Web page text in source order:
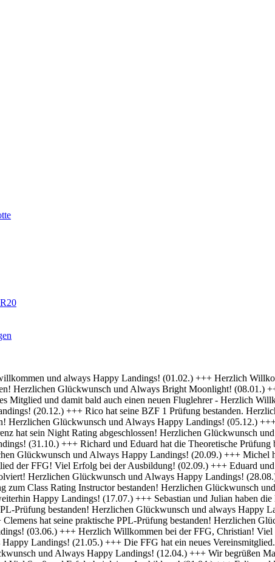
Always Happy Landings! (21.05.) +++ Die FFG hat ein neues Vereinsmitglied. Herzlich Willkommen, Christian, und viele schöne Flüge. (14.05.) +++ Hendrik hat die LAPL-Prüfung bestanden! Herzlichen Glückwunsch und Always Happy Landings! (12.04.) +++ Wir begrüßen Malte als neues Mitglied der FFG! Viel Spass und always Happy Landings! (01.04.) +++ Herzlich Willkommen bei der FFG, Tim-Oliver! Viel Spaß und Erfolg bei deiner Ausbildung! (01.04.) +++ Felix und Norman haben die Nachtflugberechtigung erworben! Herzlichen Glückwunsch und Always Bright Moonlight! (18.03.) +++ Daniel hat die Nachtflugberechtigung erworben! Herzlichen Glückwunsch und Always Bright Moonlight! (29.02.) +++ Stefan hat seine praktische PPL-Prüfung bestanden! Gratulation und weiterhin Happy Landings! (16.02.) +++ Max hat seine Nachtflugqualifikation erhalten. Herzlichen Glückwünsch und Always happy landings! (28.01.) +++ >>> Bristell D-ENYY eingetroffen <<< Herzlich Willkommen bei der FFG, Eduard! Viel Spaß und Erfolg bei deiner Ausbildung! (15.01.) +++ Die FFG hat zwei neue Mitglieder und Flugschüler. Herzlich willkommen an Viveik und Tim und viel Spaß bei der Ausbildung (01.12.) +++ Clemens hat die Theoretische Prüfung bestanden! Herzlichen Glückwunsch und weiterhin viel Erfolg bei Deiner Ausbildung (16.11.) +++ André hat seinen ersten Alleinflug absolviert! Herzlichen Glückwunsch und weiterhin viel Erfolg bei Deiner Ausbildung (15.09.) +++ Daniel hat seine PPL-Prüfung bestanden! Herzlichen Glückwunsch und weiterhin Happy Landings! (11.09.) +++ Clemens ist seine ersten Solo Platzrunden geflogen. Herzlichen Glückwunsch und weiterhin viel Erfolg bei Deiner Ausbildung (09.09.) +++ Stefan hat seine Instrumentenflugberechtigung erworben! Herzlichen Glückwunsch und Always Happy Landings! (06.09.) +++ Wir gratulieren Marc zum ersten Soloflug! Herzlichen Glückwunsch und weiterhin viel Erfolg bei Deiner Ausbildung (24.08.) +++ Vincent hat seine theoretische Prüfung bestanden! Herzlichen Glückwunsch und weiterhin viel Erfolg bei Deiner Ausbildung (10.08.) +++ Stefan hat seine Theorieprüfung bestanden! Herzlichen Glückwunsch und weiterhin viel Erfolg bei Deiner Ausbildung (27.07.) +++ Julian hat die IR-Prüfung bestanden! Herzlichen Glückwunsch und Always Happy Landings. (25.07.) +++ Oliver hat die Praktische Prüfung bestanden! Herzlichen Glückwunsch und Always Happy Landings. (12.06.) +++ Und eine PPL mehr.... Glückwunsch Luis zur Lizenz. (27.04.) +++ Michel und Clemens haben heute die Theoretische Prüfung bestanden! Glückwunsch euch beiden und viel Erfolg bei der Praxis. (06.04.) +++ Daniel hat seine LAPL-Prüfung bestanden! Herzlichen Glückwunsch und Always Happy Landings. (29.03.) +++ Glückwunsch zum ersten Solo, Stefan! Ein denkwürdiger Tag im Leben eines jeden Piloten. (17.03.) +++ Die FFG hat ein neues Mitglied und erfahrenen Piloten bekommen! Willkommen Hermann und viel Spaß in der FFG. (01.03.) +++ Daniel hat heute die Theoretische Prüfung bestanden! Gratulation und weiterhin viel Erfolg bei der Praxis. (22.02.) +++ Luis hat die Theoretische Prüfung bestanden! Herzlichen Glückwunsch und viel Erfolg bei der Praxis. (09.02.) +++ Tibor hat seine Instrumentenflugberechtigung erhalten! Herzlichen Glückwunsch und Always Happy Landings. (06.02.) +++ Alexander hat die